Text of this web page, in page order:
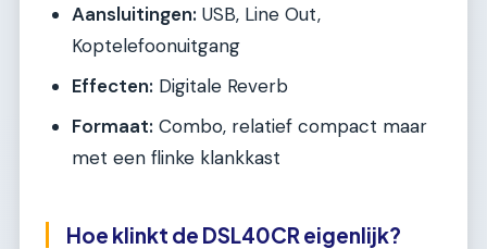
Aansluitingen: USB, Line Out,
Koptelefoonuitgang
Effecten: Digitale Reverb
Formaat: Combo, relatief compact maar
met een flinke klankkast
Hoe klinkt de DSL40CR eigenlijk?